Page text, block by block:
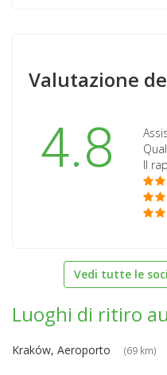
Valutazione
4.8
Il
Vedi tutte le
Luoghi di ritiro
Kraków, Aeroporto (69 km)